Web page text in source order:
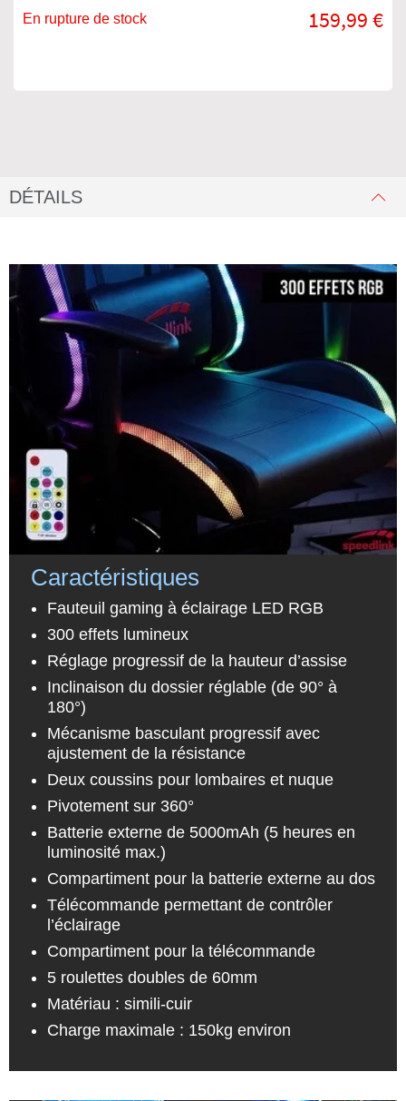
En rupture de stock 159,99 €
DÉTAILS
Caractéristiques
Fauteuil gaming à éclairageLED RGB
300 effets lumineux
Réglage progressif de la hauteur d’assise
Inclinaison du dossier réglable (de 90° à
180°)
Mécanisme basculant progressif avec
ajustement de la résistance
Deux coussins pour lombaires et nuque
Pivotement sur 360°
Batterie externe de 5000mAh (5 heures en
luminosité max.)
Compartiment pour la batterie externe au dos
Télécommande permettant de contrôler
l’éclairage
Compartiment pour la télécommande
5 roulettes doubles de 60mm
Matériau : simili-cuir
Charge maximale : 150kg environ